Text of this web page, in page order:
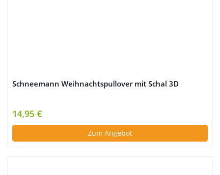
Schneemann Weihnachtspullover mit Schal 3D
14,95 €
Zum Angebot